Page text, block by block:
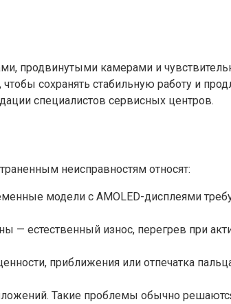
продвинутыми камерами и
сохранять стабильную работу и
специалистов сервисных центров.
неисправностям относят:
модели с AMOLED-дисплеями
— естественный износ, перегрев при
приближения или отпечатка
Такие проблемы обычно